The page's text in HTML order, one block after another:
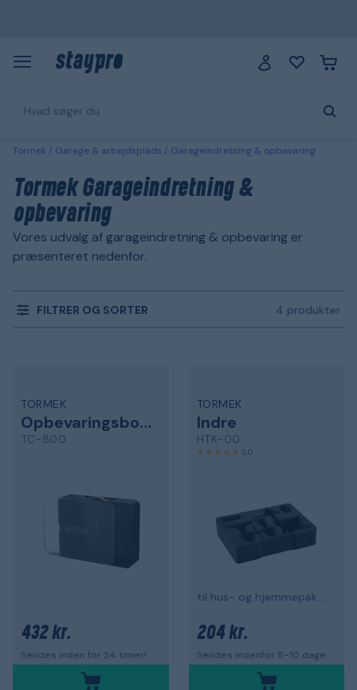
Tormek Garage & arbejdsplads Garageindretning & opbevaring
Tormek Garageindretning &
opbevaring
Vores udvalg af garageindretning & opbevaring er
præsenteret nedenfor.
FILTRER OG SORTER 4 produkter
TORMEK
Opbevaringsboks
TC-800
432 kr.
Sendes inden for 24 timer!
TORMEK
Indre
HTK-00
5,0
til hus- og hjemmepakken
204 kr.
Sendes indenfor 8-10 dage